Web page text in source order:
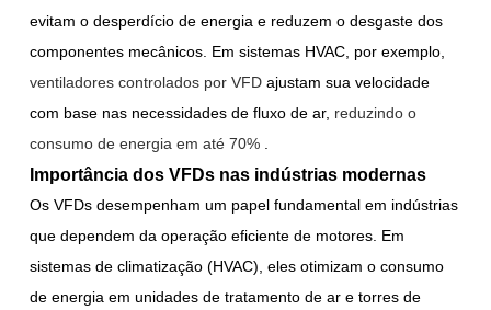
evitam o desperdício de energia e reduzem o desgaste dos
componentes mecânicos. Em sistemas HVAC, por exemplo,
ventiladores controlados por VFD ajustam sua velocidade
com base nas necessidades de fluxo de ar, reduzindo o
consumo de energia em até 70%
Importância dos VFDs nas indústrias modernas
Os VFDs desempenham um papel fundamental em indústrias
que dependem da operação eficiente de motores. Em
sistemas de climatização (HVAC), eles otimizam o consumo
de energia em unidades de tratamento de ar e torres de